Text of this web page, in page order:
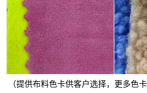
（提供布料色卡供客户选择，更多色